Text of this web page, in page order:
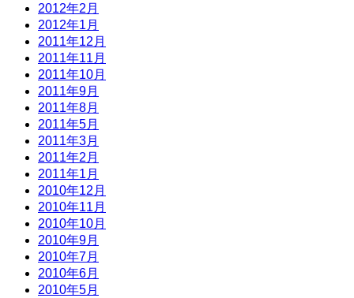
2012年2月
2012年1月
2011年12月
2011年11月
2011年10月
2011年9月
2011年8月
2011年5月
2011年3月
2011年2月
2011年1月
2010年12月
2010年11月
2010年10月
2010年9月
2010年7月
2010年6月
2010年5月